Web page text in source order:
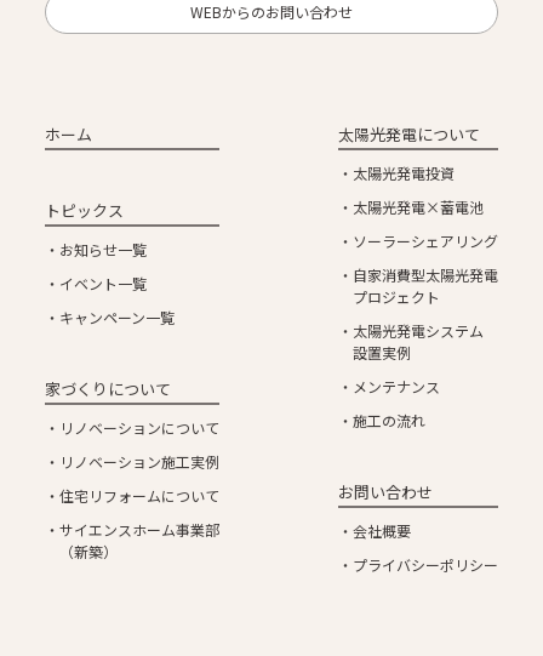
WEBからのお問い合わせ
ホーム
トピックス
お知らせ一覧
イベント一覧
キャンペーン一覧
家づくりについて
リノベーションについて
リノベーション施工実例
住宅リフォームについて
サイエンスホーム事業部
（新築）
太陽光発電について
太陽光発電投資
太陽光発電×蓄電池
ソーラーシェアリング
自家消費型太陽光発電
プロジェクト
太陽光発電システム
設置実例
メンテナンス
施工の流れ
お問い合わせ
会社概要
プライバシーポリシー